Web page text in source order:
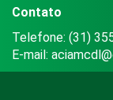
Contato
Telefone: (31)
E-mail: